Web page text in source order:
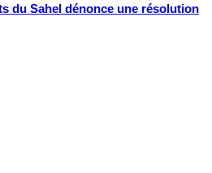
du Sahel dénonce une résolution